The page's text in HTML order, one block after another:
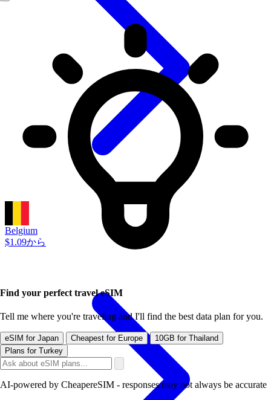
Belgium
$1.09から
Find your perfect travel eSIM
Tell me where you're traveling and I'll find the best data plan for you.
eSIM for Japan Cheapest for Europe
10GB for Thailand
Plans for Turkey
AI-powered by CheapereSIM - responses may not always be accurate